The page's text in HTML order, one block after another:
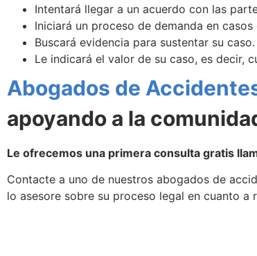
Intentará llegar a un acuerdo con las
Iniciará un proceso de demanda en
Buscará evidencia para sustentar su caso.
Le indicará el valor de su caso, es decir,
Abogados de
apoyando a la
Le ofrecemos una primera consulta gratis
Contacte a uno de nuestros abogados de
lo asesore sobre su proceso legal en cuanto a